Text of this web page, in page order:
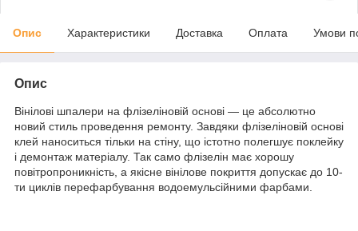
Опис Характеристики Доставка Оплата Умови
Опис
Вінілові шпалери на флізеліновій основі — це абсолютно
новий стиль проведення ремонту. Завдяки флізеліновій основі
клей наноситься тільки на стіну, що істотно полегшує поклейку
і демонтаж матеріалу. Так само флізелін має хорошу
повітропроникність, а якісне вінілове покриття допускає до 10-
ти циклів перефарбування водоемульсійними фарбами.